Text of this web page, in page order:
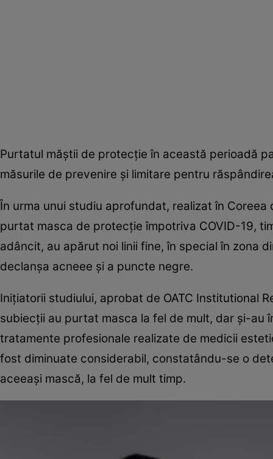
Purtatul măştii de protecţie în această perioadă
măsurile de prevenire şi limitare pentru
În urma unui studiu aprofundat, realizat în
purtat masca de protecţie împotriva COVID-19,
adâncit, au apărut noi linii fine, în special în zona
declanşa acneee şi a puncte negre.
Iniţiatorii studiului, aprobat de OATC Institutional
subiecţii au purtat masca la fel de mult, dar şi-
tratamente profesionale realizate de medicii
fost diminuate considerabil, constatându-se o
aceeaşi mască, la fel de mult timp.